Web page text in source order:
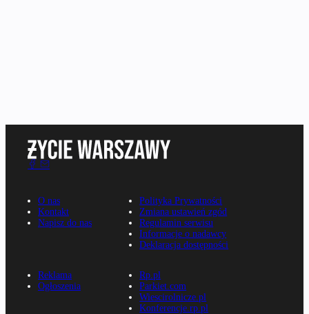
O nas
Kontakt
Napisz do nas
Polityka Prywatności
Zmiana ustawień zgód
Regulamin serwisu
Informacje o nadawcy
Deklaracja dostępności
Reklama
Ogłoszenia
Rp.pl
Parkiet.com
Wiescirolnicze.pl
Konferencje.rp.pl